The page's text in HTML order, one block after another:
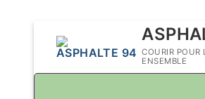
COURIR POUR
ENSEMBLE